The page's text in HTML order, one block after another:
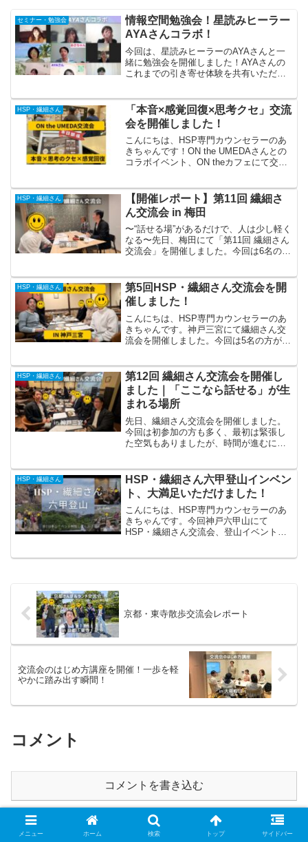
セミナー・勉強会
情報空間勉強会！星読みヒーラー
AYAさんコラボ！
今回は、星読みヒーラーのAYAさんと一
緒に勉強会を開催しました！AYAさんの
これまでの引き寄せ体験を共有いただい
ークを実施し、参加者同士で、交流と気
功の練習ができ楽しい...
HSP・繊細さん
「本音×感覚回復×思考クセ」交流
会を開催しました！
こんにちは、HSP専門カウンセラーのあ
きちゃんです！ON the UMEDAさんとの
コラボイベント、ON theカフェにて交流
た！アイスブレイクと自己紹介！まず
は、場を...
HSP・繊細さん
【開催レポート】第11回 繊細さ
ん交流会 in 梅田
〜“話せる場”があるだけで、人は少し軽く
なる〜先日、梅田にて「第11回 繊細さん
交流会」を開催しました。今回は6名のご
こその距離感と、安心して話せる空気の
中で、普段な...
HSP・繊細さん
第5回HSP・繊細さん交流会を開
催しました！
こんにちは、HSP専門カウンセラーのあ
きちゃんです。神戸三宮にて繊細さん交
流会を開催しました。今回は5名の方が参
己紹介！最初は、緊張をほぐす意味も込
めて、お二人でGoo...
HSP・繊細さん
第12回 繊細さん交流会を開催し
ました｜「ここなら話せる」が生
まれる場所
先日、繊細さん交流会を開催しました。
今回は初参加の方も多く、最初は緊張し
た空気もありましたが、時間が進むにつ
者も多く、職業もさまざま。プログラマ
ー、福祉関係、伐採関係な...
HSP・繊細さん
HSP・繊細さん六甲登山インベン
ト、大満足いただけました！
こんにちは、HSP専門カウンセラーのあ
きちゃんです。今回神戸六甲山にて
HSP・繊細さん交流会、登山イベントを
京都・東寺散歩交流会レポート
交流会のはじめ方講座を開催！一歩を軽
やかに踏み出す瞬間！
コメント
コメントを書き込む
ホーム HSP・繊細さん
メニュー ホーム 検索 トップ サイドバー